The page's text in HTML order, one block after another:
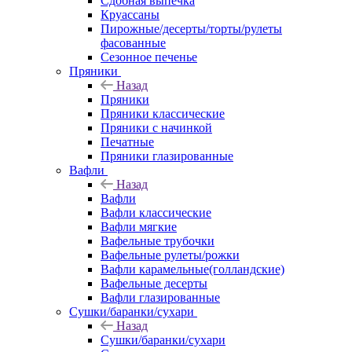
Круассаны
Пирожные/десерты/торты/рулеты
фасованные
Сезонное печенье
Пряники
Назад
Пряники
Пряники классические
Пряники с начинкой
Печатные
Пряники глазированные
Вафли
Назад
Вафли
Вафли классические
Вафли мягкие
Вафельные трубочки
Вафельные рулеты/рожки
Вафли карамельные(голландские)
Вафельные десерты
Вафли глазированные
Сушки/баранки/сухари
Назад
Сушки/баранки/сухари